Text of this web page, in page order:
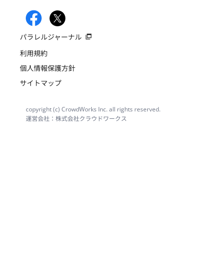
パラレルジャーナル
利用規約
個人情報保護方針
サイトマップ
copyright (c) CrowdWorks Inc. all rights reserved.
運営会社：株式会社クラウドワークス